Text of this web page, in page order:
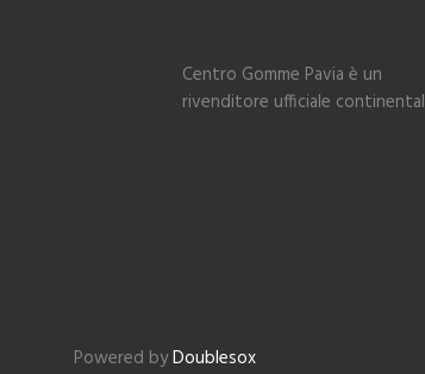
Centro Gomme Pavia è un
rivenditore ufficiale continental
Powered byDoublesox